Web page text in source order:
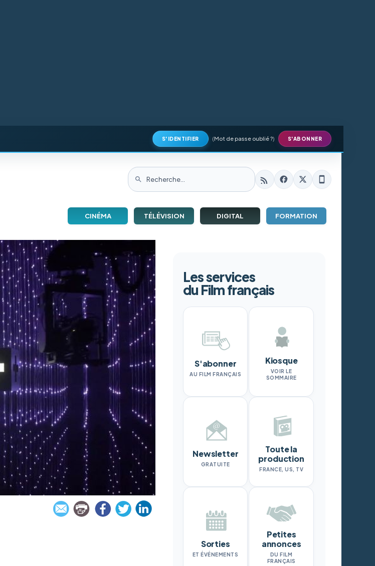
S'IDENTIFIER (Mot de passe oublié ?) S'ABONNER
CINÉMA TÉLÉVISION DIGITAL FORMATION
Les services
du Film français
S'abonner
AU FILM FRANÇAIS
Kiosque
VOIR LE
SOMMAIRE
Newsletter
GRATUITE
Toute la
production
FRANCE, US, TV
Sorties
ET ÉVÉNEMENTS
Petites
annonces
DU FILM
FRANÇAIS